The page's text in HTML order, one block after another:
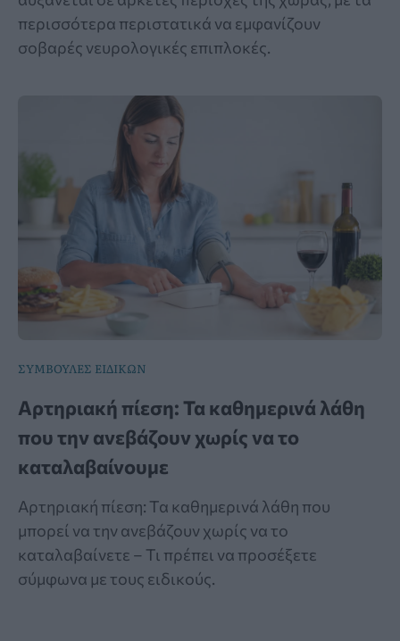
περισσότερα περιστατικά να εμφανίζουν
σοβαρές νευρολογικές επιπλοκές.
ΣΥΜΒΟΥΛΕΣ ΕΙΔΙΚΩΝ
Αρτηριακή πίεση: Τα καθημερινά λάθη
που την ανεβάζουν χωρίς να το
καταλαβαίνουμε
Αρτηριακή πίεση: Τα καθημερινά λάθη που
μπορεί να την ανεβάζουν χωρίς να το
καταλαβαίνετε – Τι πρέπει να προσέξετε
σύμφωνα με τους ειδικούς.